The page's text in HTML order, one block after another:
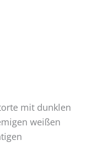
mit dunklen
weißen